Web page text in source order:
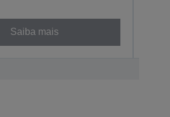
Saiba mais